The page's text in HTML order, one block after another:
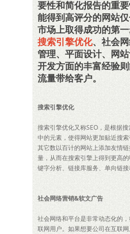
要性和简化报告的重
能得到高评分的网站
市场上取得成功的第
搜索引擎优化、社会
管理、平面设计、网
开发方面的丰富经验
流量带给客户。
搜索引擎优化
搜索引擎优化又称SEO，是根据
中的元素，使得网站更加贴近搜
其它数以百计的网站上添加友情
量，从而在搜索引擎上得到更高
键字分析、链接库服务、单向链接
社会网络营销&软文广告
社会网络和平台是非常动态化的
联网用户。如果想要公司在互联